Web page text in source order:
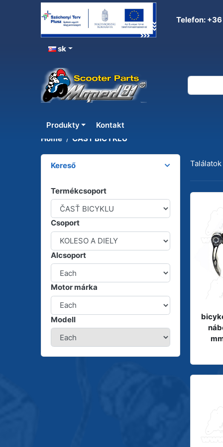
Telefon:
sk
Produkty Kontakt
ČASŤ BICYKLU
Home ČASŤ BICYKLU
Kereső
Termékcsoport
Csoport
Alcsoport
Motor márka
Modell